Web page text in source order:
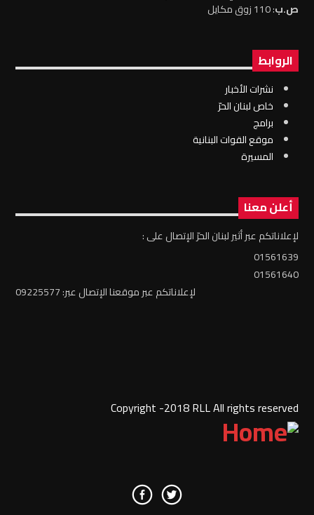
ص.ب: 110 زوق مكايل
الروابط
نشرات الأخبار
خاص لبنان الحرّ
برامج
موقع القوات البنانية
المسيرة
أعلن معنا
لإعلاناتكم عبر أثير لبنان الحرّ الإتصال على :
01561639
01561640
لإعلاناتكم عبر موقعنا الإتصال عبر: 09225577
Copyright -2018 RLL All rights reserved